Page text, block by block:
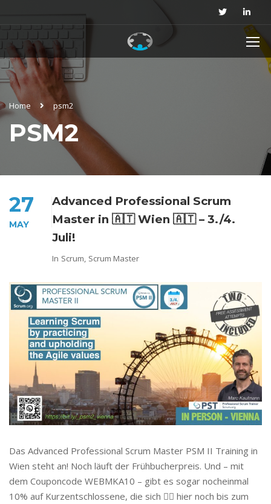
Home psm2
PSM2
27
MAY
Advanced Professional Scrum
Master in 🇦🇹 Wien 🇦🇹 – 3./4.
Juli!
In Scrum, Scrum Master
Das Advanced Professional Scrum Master PSM II Training in
Wien steht an! Noch läuft der Frühbucherpreis. Und – mit
dem Couponcode WEBMKA10 – gibt es sogar nocheinmal
10% auf Kurzentschlossene, die sich 👉🏻 hier noch bis zum